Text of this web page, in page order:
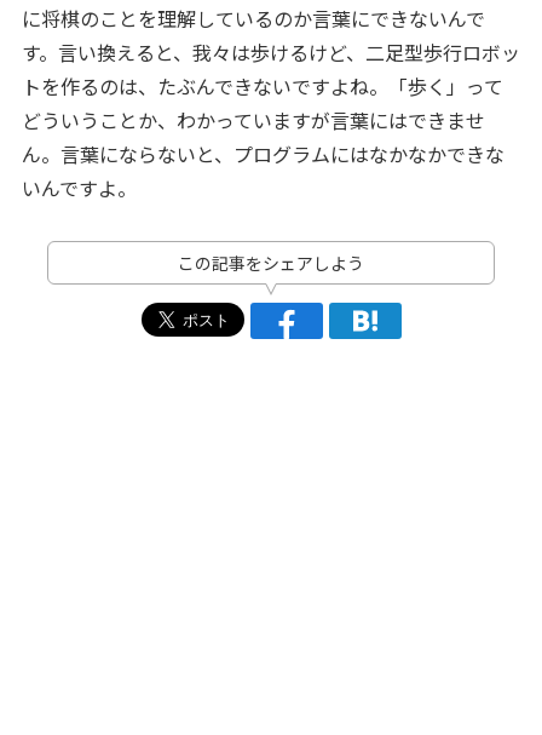
に将棋のことを理解しているのか言葉にできないんで
す。言い換えると、我々は歩けるけど、二足型歩行ロボッ
トを作るのは、たぶんできないですよね。「歩く」って
どういうことか、わかっていますが言葉にはできませ
ん。言葉にならないと、プログラムにはなかなかできな
いんですよ。
この記事をシェアしよう